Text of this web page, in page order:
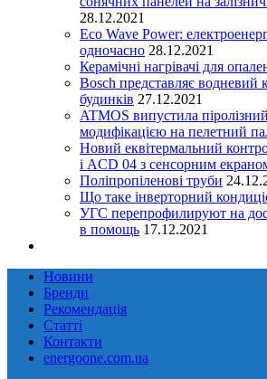
28.12.2021
Eco Wave Power:
одночасно 28.12.2021
Керамічні нагрівачі для
Bosch представляє водневий
будинків 27.12.2021
ATMOS випустила
модифікацією на пелетний
Новий еквітермальний
і ACD 04 з сенсорним
Поліпропіленові труби
Що таке інверторний
УГС перепрофилируют на
в помощь 17.12.2021
Новини
Бренди
Рекомендація
Статті
Контакти
energoone.com.ua